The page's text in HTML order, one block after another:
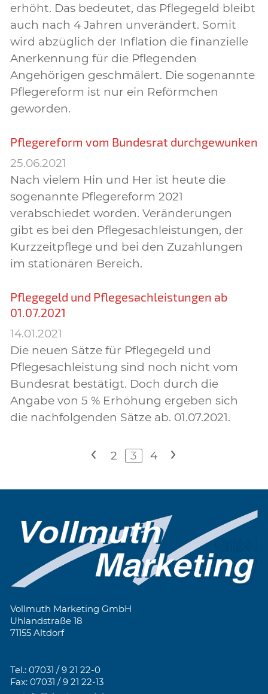
erhöht. Das bedeutet, das Pflegegeld bleibt
auch nach 4 Jahren unverändert. Somit
wird abzüglich der Inflation die finanzielle
Anerkennung für die Pflegenden
Angehörigen geschmälert. Die sogenannte
Pflegereform ist nur ein Reförmchen
geworden.
Pflegereform vom Bundesrat durchgewunken
25.06.2021
Nach vielem Hin und Her ist heute die
sogenannte Pflegereform 2021
verabschiedet worden. Veränderungen
gibt es bei den Pflegesachleistungen, der
Kurzzeitpflege und bei den Zuzahlungen
im stationären Bereich.
Pflegegeld und Pflegesachleistungen ab
01.07.2021
14.01.2021
Die neuen Sätze für Pflegegeld und
Pflegesachleistung sind noch nicht vom
Bundesrat bestätigt. Doch durch die
Angabe von 5 % Erhöhung ergeben sich
die nachfolgenden Sätze ab. 01.07.2021.
< 2 3 4 >
Vollmuth Marketing GmbH
Uhlandstraße 18
71155 Altdorf
Tel.: 07031 / 9 21 22-0
Fax: 07031 / 9 21 22-13